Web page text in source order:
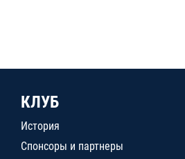
КЛУБ
История
Спонсоры и партнеры